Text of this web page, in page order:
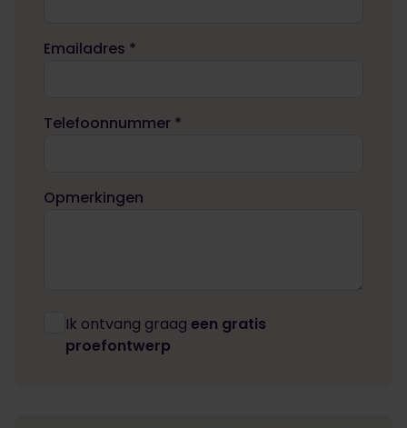
Emailadres *
Telefoonnummer *
Opmerkingen
Ik ontvang graag een gratis
proefontwerp